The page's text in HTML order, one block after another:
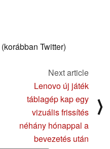
(korábban Twitter)
Next article
Lenovo új játék
táblagép kap egy
vizuális frissítés
néhány hónappal a
bevezetés után
⟩